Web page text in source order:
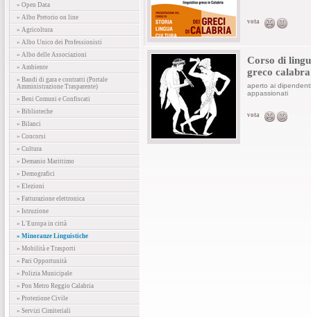
» Open Data
» Albo Pretorio on line
» Agricoltura
» Albo Unico dei Professionisti
» Albo delle Associazioni
» Ambiente
» Bandi di gara e contratti (Portale
Amministrazione Trasparente)
» Beni Comuni e Confiscati
» Biblioteche
» Bilanci
» Concorsi
» Cultura
» Demanio Marittimo
» Demografici
» Elezioni
» Fatturazione elettronica
» Istruzione
» L'Europa in città
» Minoranze Linguistiche
» Mobilità e Trasporti
» Pari Opportunità
» Polizia Municipale
» Pon Metro Reggio Calabria
» Protezione Civile
» Servizi Cimiteriali
vota
Corso di
greco calabra
aperto ai
appassionati
vota